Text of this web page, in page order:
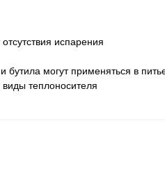
испарения
могут применяться в
теплоносителя